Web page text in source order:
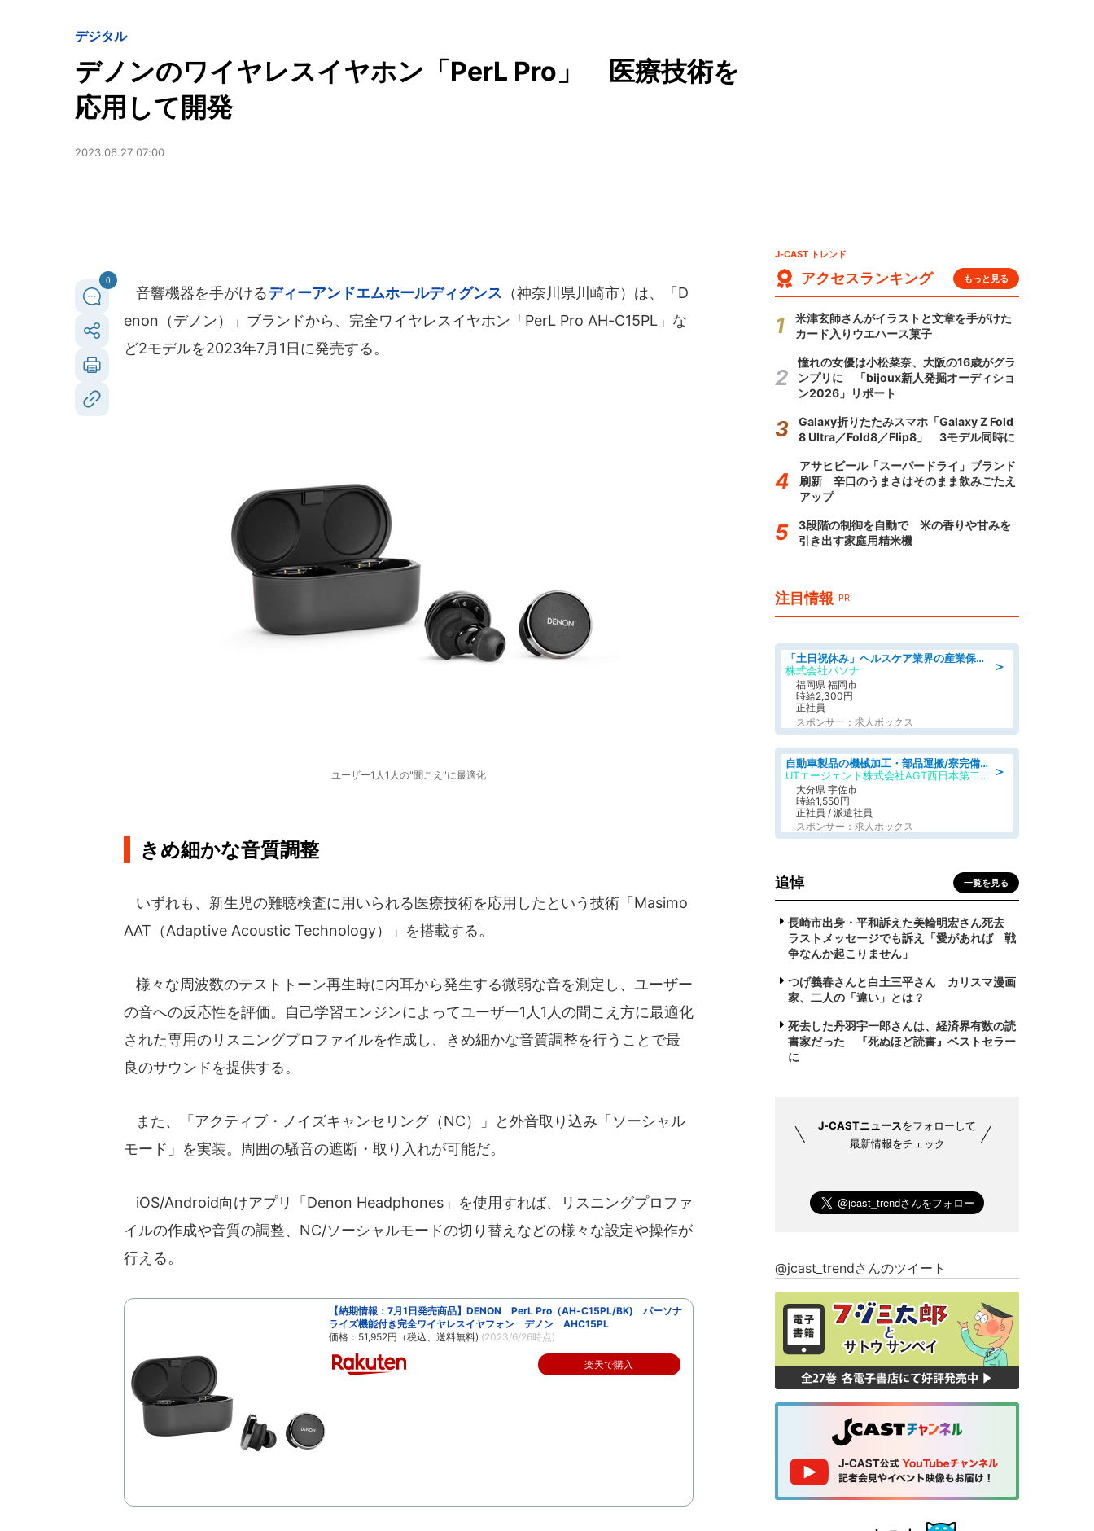
デジタル
デノンのワイヤレスイヤホン「PerL Pro」 医療技術を
応用して開発
2023.06.27 07:00
0
音響機器を手がけるディーアンドエムホールディグンス （神奈川県川崎市）は、「D
enon（デノン）」ブランドから、完全ワイヤレスイヤホン「PerL Pro AH-C15PL」な
ど2モデルを2023年7月1日に発売する。
ユーザー1人1人の"聞こえ"に最適化
きめ細かな音質調整
いずれも、新生児の難聴検査に用いられる医療技術を応用したという技術「Masimo
AAT（Adaptive Acoustic Technology）」を搭載する。
様々な周波数のテストトーン再生時に内耳から発生する微弱な音を測定し、ユーザー
の音への反応性を評価。自己学習エンジンによってユーザー1人1人の聞こえ方に最適化
された専用のリスニングプロファイルを作成し、きめ細かな音質調整を行うことで最
良のサウンドを提供する。
また、「アクティブ・ノイズキャンセリング（NC）」と外音取り込み「ソーシャル
モード」を実装。周囲の騒音の遮断・取り入れが可能だ。
iOS/Android向けアプリ「Denon Headphones」を使用すれば、リスニングプロファ
イルの作成や音質の調整、NC/ソーシャルモードの切り替えなどの様々な設定や操作が
行える。
【納期情報：7月1日発売商品】DENON PerL Pro（AH-C15PL/BK) パーソナ
ライズ機能付き完全ワイヤレスイヤフォン デノン AHC15PL
価格：51,952円（税込、送料無料) (2023/6/26時点)
楽天で購入
J-CAST トレンド
アクセスランキング もっと見る
米津玄師さんがイラストと文章を手がけた
カード入りウエハース菓子
憧れの女優は小松菜奈、大阪の16歳がグラ
ンプリに 「bijoux新人発掘オーディショ
ン2026」リポート
Galaxy折りたたみスマホ「Galaxy Z Fold
8 Ultra／Fold8／Flip8」 3モデル同時に
アサヒビール「スーパードライ」ブランド
刷新 辛口のうまさはそのまま飲みごたえ
アップ
3段階の制御を自動で 米の香りや甘みを
引き出す家庭用精米機
注目情報 PR
＞
「土日祝休み」ヘルスケア業界の産業保健師/高時給/未経験OK/要資格:保健師、正看護師
株式会社パソナ
福岡県 福岡市
時給2,300円
正社員
スポンサー：求人ボックス
＞
自動車製品の機械加工・部品運搬/寮完備/日払い/工場・製造
UTエージェント株式会社AGT西日本第二CU
大分県 宇佐市
時給1,550円
正社員 / 派遣社員
スポンサー：求人ボックス
追悼 一覧を見る
長崎市出身・平和訴えた美輪明宏さん死去
ラストメッセージでも訴え「愛があれば 戦
争なんか起こりません」
つげ義春さんと白土三平さん カリスマ漫画
家、二人の「違い」とは？
死去した丹羽宇一郎さんは、経済界有数の読
書家だった 『死ぬほど読書』ベストセラー
に
J-CASTニュースをフォローして
最新情報をチェック
@jcast_trendさんのツイート